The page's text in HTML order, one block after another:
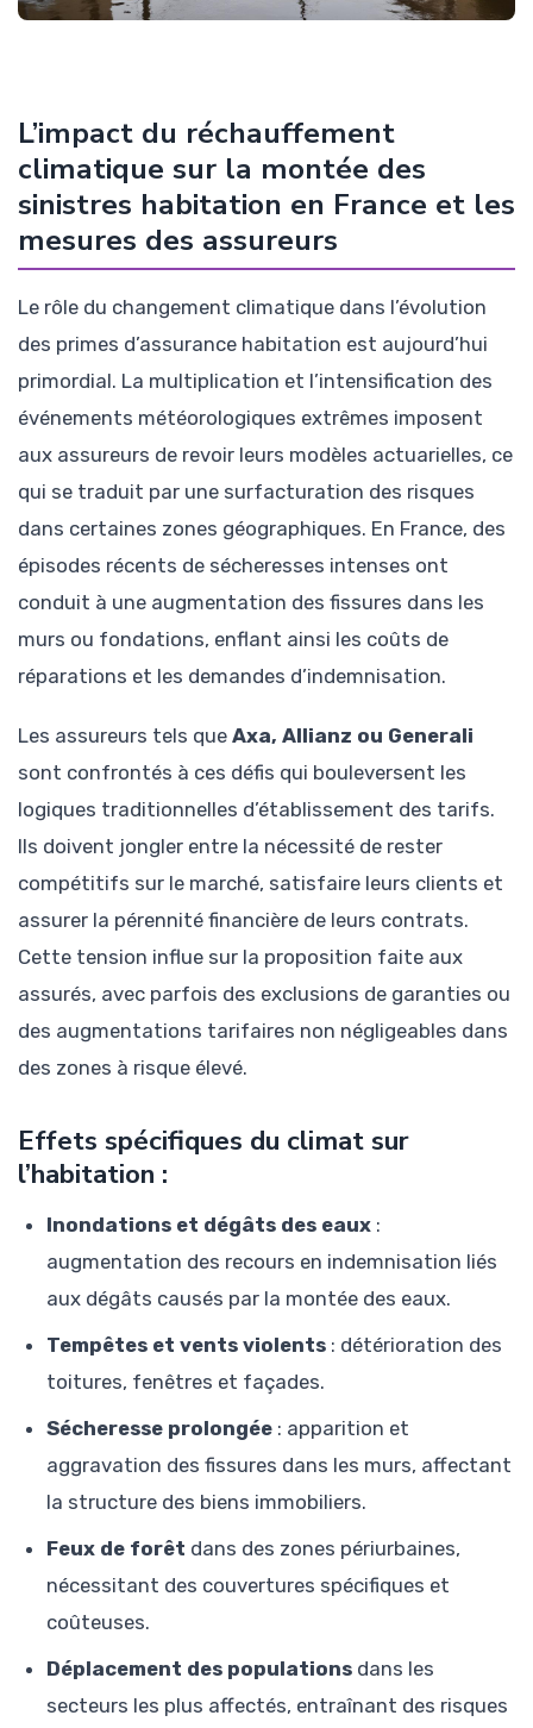
L’impact du réchauffement
climatique sur la montée des
sinistres habitation en France et les
mesures des assureurs
Le rôle du changement climatique dans l’évolution
des primes d’assurance habitation est aujourd’hui
primordial. La multiplication et l’intensification des
événements météorologiques extrêmes imposent
aux assureurs de revoir leurs modèles actuarielles, ce
qui se traduit par une surfacturation des risques
dans certaines zones géographiques. En France, des
épisodes récents de sécheresses intenses ont
conduit à une augmentation des fissures dans les
murs ou fondations, enflant ainsi les coûts de
réparations et les demandes d’indemnisation.
Les assureurs tels que Axa, Allianz ou Generali
sont confrontés à ces défis qui bouleversent les
logiques traditionnelles d’établissement des tarifs.
Ils doivent jongler entre la nécessité de rester
compétitifs sur le marché, satisfaire leurs clients et
assurer la pérennité financière de leurs contrats.
Cette tension influe sur la proposition faite aux
assurés, avec parfois des exclusions de garanties ou
des augmentations tarifaires non négligeables dans
des zones à risque élevé.
Effets spécifiques du climat sur
l’habitation :
Inondations et dégâts des eaux :
augmentation des recours en indemnisation liés
aux dégâts causés par la montée des eaux.
Tempêtes et vents violents : détérioration des
toitures, fenêtres et façades.
Sécheresse prolongée : apparition et
aggravation des fissures dans les murs, affectant
la structure des biens immobiliers.
Feux de forêt dans des zones périurbaines,
nécessitant des couvertures spécifiques et
coûteuses.
Déplacement des populations dans les
secteurs les plus affectés, entraînant des risques